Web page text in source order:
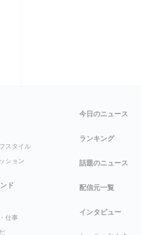
スタイル
ション
ド
仕事
今日のニュース
ランキング
話題のニュース
配信元一覧
インタビュー